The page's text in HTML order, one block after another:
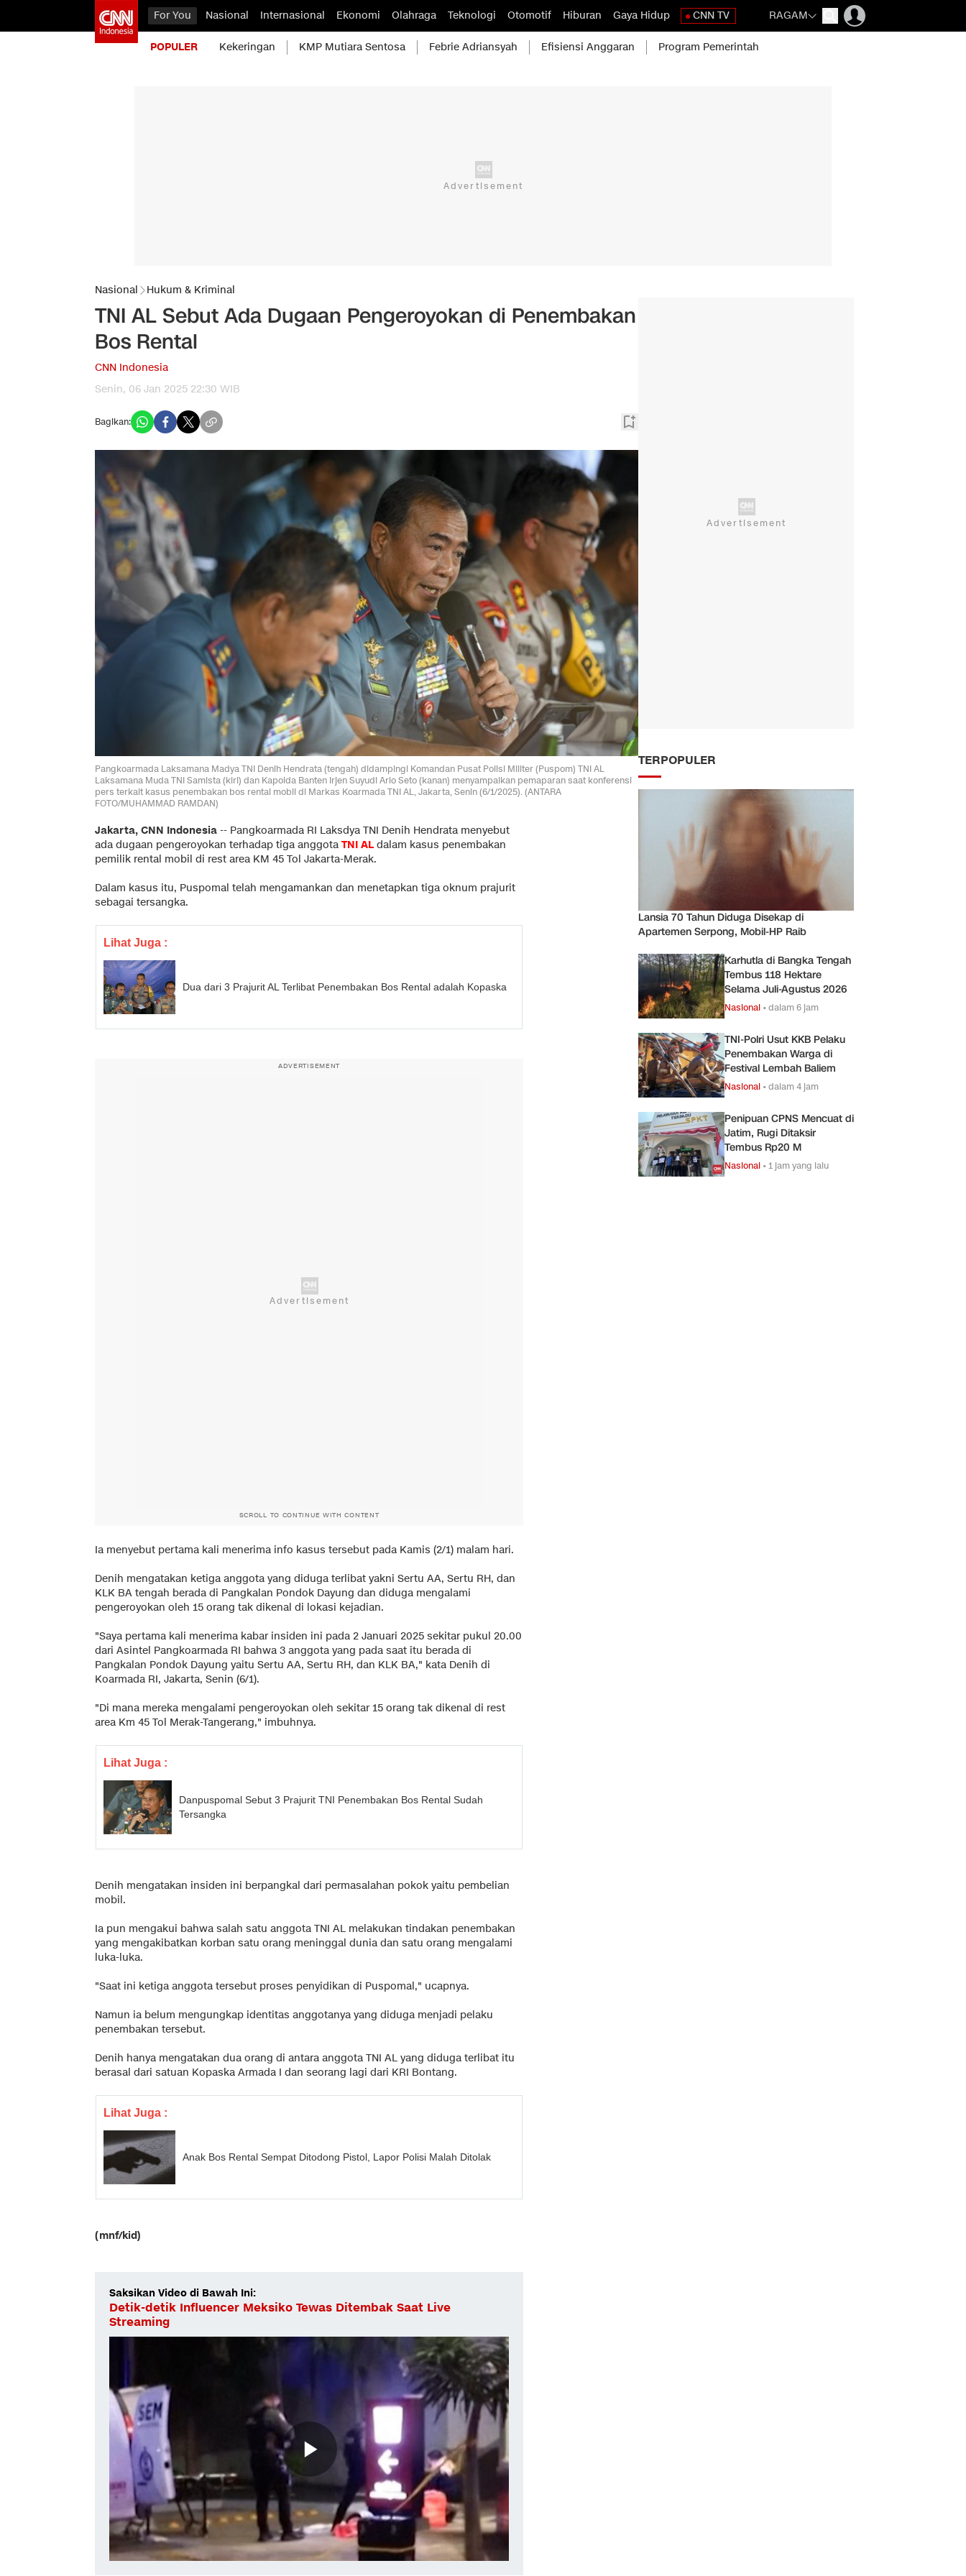
For You Nasional Internasional Ekonomi Olahraga Teknologi Otomotif Hiburan Gaya Hidup CNN TV RAGAM
POPULER Kekeringan KMP Mutiara Sentosa Febrie Adriansyah Efisiensi Anggaran Program Pemerintah
Nasional Hukum & Kriminal
TNI AL Sebut Ada Dugaan Pengeroyokan di Penembakan
Bos Rental
CNN Indonesia
Senin, 06 Jan 2025 22:30 WIB
Bagikan:
Pangkoarmada Laksamana Madya TNI Denih Hendrata (tengah) didampingi Komandan Pusat Polisi Militer (Puspom) TNI AL
Laksamana Muda TNI Samista (kiri) dan Kapolda Banten Irjen Suyudi Ario Seto (kanan) menyampaikan pemaparan saat konferensi
pers terkait kasus penembakan bos rental mobil di Markas Koarmada TNI AL, Jakarta, Senin (6/1/2025). (ANTARA
FOTO/MUHAMMAD RAMDAN)
Jakarta, CNN Indonesia -- Pangkoarmada RI Laksdya TNI Denih Hendrata menyebut
ada dugaan pengeroyokan terhadap tiga anggota TNI AL dalam kasus penembakan
pemilik rental mobil di rest area KM 45 Tol Jakarta-Merak.
Dalam kasus itu, Puspomal telah mengamankan dan menetapkan tiga oknum prajurit
sebagai tersangka.
Lihat Juga :
Dua dari 3 Prajurit AL Terlibat Penembakan Bos Rental adalah Kopaska
ADVERTISEMENT
SCROLL TO CONTINUE WITH CONTENT
Ia menyebut pertama kali menerima info kasus tersebut pada Kamis (2/1) malam hari.
Denih mengatakan ketiga anggota yang diduga terlibat yakni Sertu AA, Sertu RH, dan
KLK BA tengah berada di Pangkalan Pondok Dayung dan diduga mengalami
pengeroyokan oleh 15 orang tak dikenal di lokasi kejadian.
"Saya pertama kali menerima kabar insiden ini pada 2 Januari 2025 sekitar pukul 20.00
dari Asintel Pangkoarmada RI bahwa 3 anggota yang pada saat itu berada di
Pangkalan Pondok Dayung yaitu Sertu AA, Sertu RH, dan KLK BA," kata Denih di
Koarmada RI, Jakarta, Senin (6/1).
"Di mana mereka mengalami pengeroyokan oleh sekitar 15 orang tak dikenal di rest
area Km 45 Tol Merak-Tangerang," imbuhnya.
Lihat Juga :
Danpuspomal Sebut 3 Prajurit TNI Penembakan Bos Rental Sudah
Tersangka
Denih mengatakan insiden ini berpangkal dari permasalahan pokok yaitu pembelian
mobil.
Ia pun mengakui bahwa salah satu anggota TNI AL melakukan tindakan penembakan
yang mengakibatkan korban satu orang meninggal dunia dan satu orang mengalami
luka-luka.
"Saat ini ketiga anggota tersebut proses penyidikan di Puspomal," ucapnya.
Namun ia belum mengungkap identitas anggotanya yang diduga menjadi pelaku
penembakan tersebut.
Denih hanya mengatakan dua orang di antara anggota TNI AL yang diduga terlibat itu
berasal dari satuan Kopaska Armada I dan seorang lagi dari KRI Bontang.
Lihat Juga :
Anak Bos Rental Sempat Ditodong Pistol, Lapor Polisi Malah Ditolak
(mnf/kid)
Saksikan Video di Bawah Ini:
Detik-detik Influencer Meksiko Tewas Ditembak Saat Live
Streaming
TERPOPULER
Lansia 70 Tahun Diduga Disekap di
Apartemen Serpong, Mobil-HP Raib
Karhutla di Bangka Tengah
Tembus 118 Hektare
Selama Juli-Agustus 2026
Nasional •dalam 6 jam
TNI-Polri Usut KKB Pelaku
Penembakan Warga di
Festival Lembah Baliem
Nasional •dalam 4 jam
Penipuan CPNS Mencuat di
Jatim, Rugi Ditaksir
Tembus Rp20 M
Nasional •1 jam yang lalu